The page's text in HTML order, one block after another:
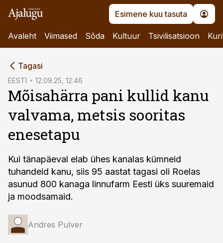
Esimene kuu tasuta
Avaleht Viimased Sõda Kultuur Tsivilisatsioon
Tagasi
EESTI 12.09.25, 12:46
Mõisahärra pani kullid kanu
valvama, metsis sooritas
enesetapu
Kui tänapäeval elab ühes kanalas kümneid
tuhandeid kanu, siis 95 aastat tagasi oli Roelas
asunud 800 kanaga linnufarm Eesti üks suuremaid
ja moodsamaid.
Andres Pulver